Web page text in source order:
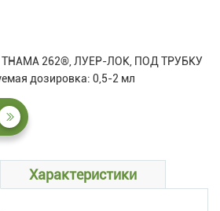
262®, ЛУЕР-ЛОК, ПОД ТРУБКУ
дозировка: 0,5-2 мл
Характеристики